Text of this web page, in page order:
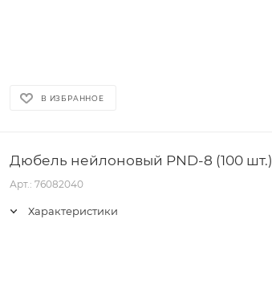
В ИЗБРАННОЕ
Дюбель нейлоновый PND-8 (100 шт.)
Арт.: 76082040
Характеристики